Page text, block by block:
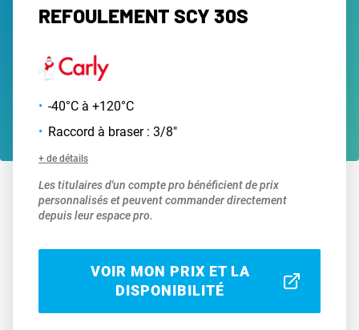
REFOULEMENT SCY 30S
-40°C à +120°C
Raccord à braser : 3/8"
+ de détails
Les titulaires d'un compte pro bénéficient de prix
personnalisés et peuvent commander directement
depuis leur espace pro.
VOIR MON PRIX ET LA
DISPONIBILITÉ